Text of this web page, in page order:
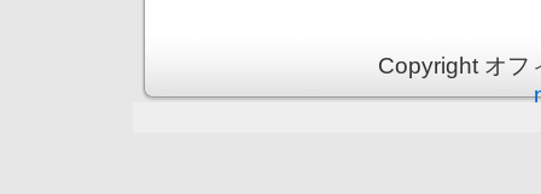
Copyright オ